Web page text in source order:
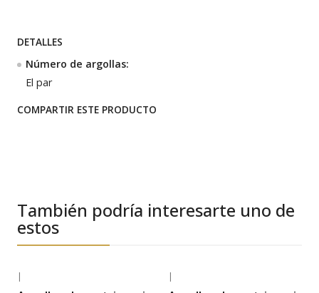
DETALLES
Número de argollas:
El par
COMPARTIR ESTE PRODUCTO
También podría interesarte uno de
estos
| |